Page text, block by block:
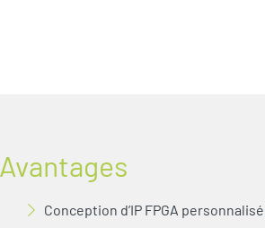
Avantages
Conception d’IP FPGA